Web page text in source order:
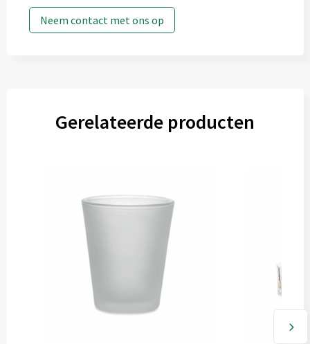
Neem contact met ons op
Gerelateerde producten